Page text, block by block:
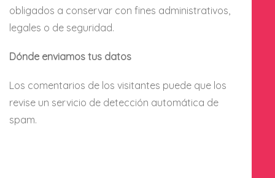
obligados a conservar con fines administrativos,
legales o de seguridad.
Dónde enviamos tus datos
Los comentarios de los visitantes puede que los
revise un servicio de detección automática de
spam.